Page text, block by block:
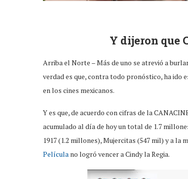
Y dijeron que
Arriba el Norte – Más de uno se atrevió a
verdad es que, contra todo pronóstico, ha ido
en los cines mexicanos.
Y es que, de acuerdo con cifras de la
acumulado al día de hoy un total de 1.7
1917 (1.2 millones), Mujercitas (547 mil) y a la
Película no logró vencer a Cindy la Regia.